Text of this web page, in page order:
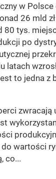
w Polsce
26 mld
tys.
po
latach
to jedna z
zwracają
wartości
co...